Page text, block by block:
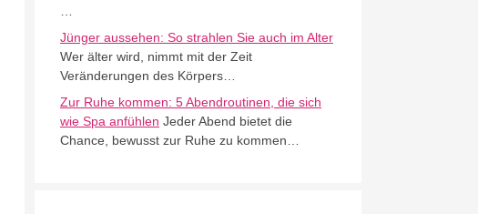
Jünger aussehen: So strahlen Sie auch im Alter
Wer älter wird, nimmt mit der Zeit
Veränderungen des Körpers…
Zur Ruhe kommen: 5 Abendroutinen, die sich
wie Spa anfühlen Jeder Abend bietet die
Chance, bewusst zur Ruhe zu kommen…